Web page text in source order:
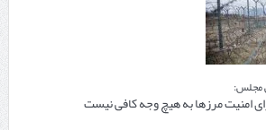
مجلس:
امنیت مرزها به هیچ وجه کافی نیست